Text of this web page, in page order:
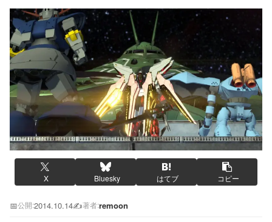
X Bluesky はてブ コピー
📅公開:2014.10.14✍️著者:remoon